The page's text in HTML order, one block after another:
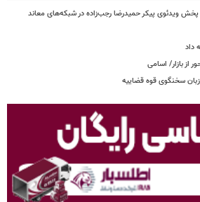
ویدئوی پیکر حمیدرضا رجب‌زاده در شبکه‌های معاند
داد
سخنگوی قوه قضاییه